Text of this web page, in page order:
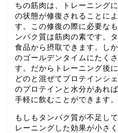
ちの筋肉は、トレーニング
の状態が修復されることに
す。この修復の際に必要な
ンパク質は筋肉の素です。
食品から摂取できます。し
のゴールデンタイムにたく
す。だからトレーニング後
どのと混ぜてプロテインシ
のプロテインと水分があれ
手軽に飲むことができます。
もしもタンパク質が不足し
レーニングした効果が小さ